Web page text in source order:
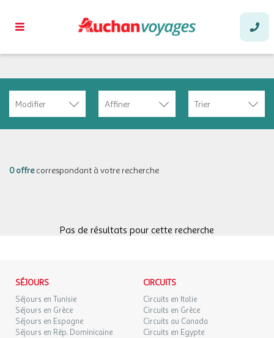
Modifier Affiner Trier
0 offrecorrespondant à votre recherche
Pas de résultats pour cette recherche
SÉJOURS
Séjours en Tunisie
Séjours en Grèce
Séjours en Espagne
Séjours en Rép. Dominicaine
CIRCUITS
Circuits en Italie
Circuits en Grèce
Circuits au Canada
Circuits en Egypte